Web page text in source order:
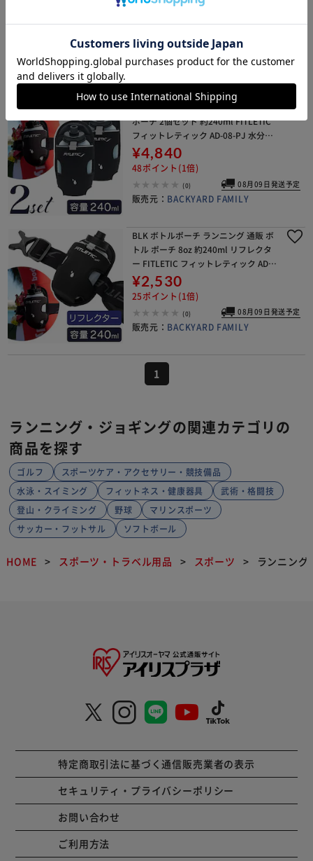
型携行ライト リフレクター 光る ラン
ドセル USB充電 防犯 夜間 テールライ
¥1,721
17ポイント(1倍)
08月09日発送予定
BACKYARD FAMILY
ボトルポーチ ランニング 通販 ボトル
ポーチ 2個セット 約240ml FITLETIC
フィットレティック AD-08-PJ 水分補
給 リフレクター アウトドア マラソン
ランニンググッズ スポー
¥4,840
48ポイント(1倍)
(0) 08月09日発送予定
販売元： BACKYARD FAMILY
BLK ボトルポーチ ランニング 通販 ボ
トル ポーチ 8oz 約240ml リフレクタ
ー FITLETIC フィットレティック AD-0
8J 水分補給 アウトドア マラソン 片手
ランニンググッズ
¥2,530
25ポイント(1倍)
(0) 08月09日発送予定
販売元： BACKYARD FAMILY
1
ランニング・ジョギングの関連カテゴリの
商品を探す
ゴルフ
スポーツケア・アクセサリー・競技備品
水泳・スイミング
フィットネス・健康器具
武術・格闘技
登山・クライミング
野球
マリンスポーツ
サッカー・フットサル
ソフトボール
HOME スポーツ・トラベル用品 スポーツ ランニン
特定商取引法に基づく通信販売業者の表示
セキュリティ・プライバシーポリシー
お問い合わせ
ご利用方法